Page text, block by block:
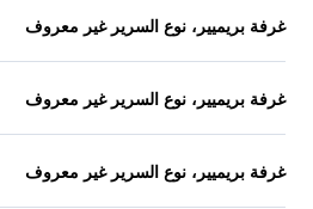
غرفة بريميير، نوع السرير غير معروف
غرفة بريميير، نوع السرير غير معروف
غرفة بريميير، نوع السرير غير معروف